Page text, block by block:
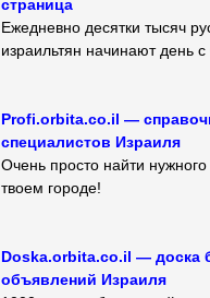
страница
Ежедневно десятки тысяч
израильтян начинают день
Profi.orbita.co.il —
специалистов Израиля
Очень просто найти
твоем городе!
Doska.orbita.co.il — доска
объявлений Израиля